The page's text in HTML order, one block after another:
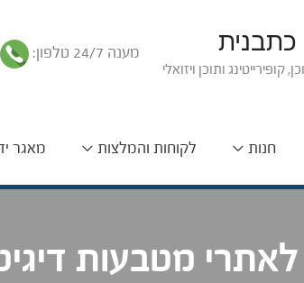
כתבנית
קופירייטינג ותוכן ויזואלי
מענה 24/7 טלפון:
חנות לקוחות והמלצות מאגר
מטבעות